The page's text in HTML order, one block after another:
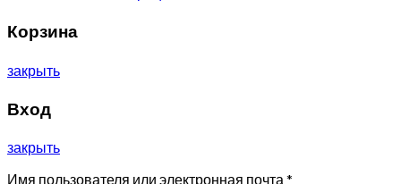
Корзина
закрыть
Вход
закрыть
Имя пользователя или электронная почта *